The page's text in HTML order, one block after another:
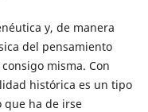
y, de manera
del pensamiento
misma. Con
histórica es un tipo
que ha de irse